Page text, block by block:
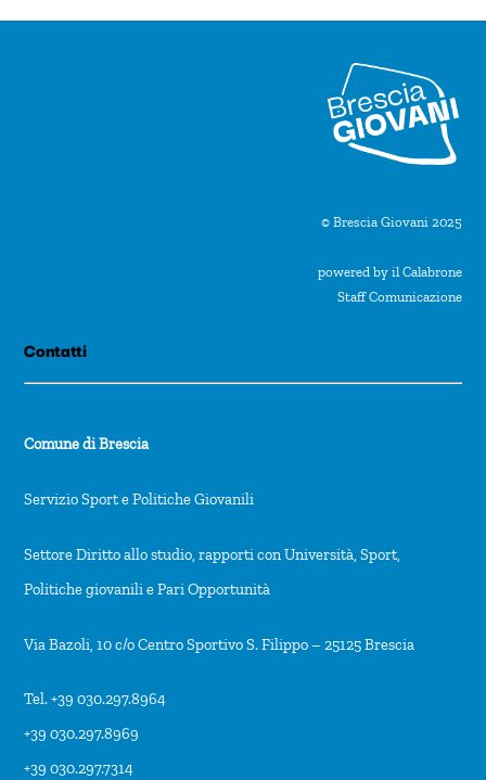
© Brescia Giovani 2025
powered by il Calabrone
Staff Comunicazione
Contatti
Comune di Brescia
Servizio Sport e Politiche Giovanili
Settore Diritto allo studio, rapporti con Università, Sport,
Politiche giovanili e Pari Opportunità
Via Bazoli, 10 c/o Centro Sportivo S. Filippo – 25125 Brescia
Tel. +39 030.297.8964
+39 030.297.8969
+39 030.297.7314